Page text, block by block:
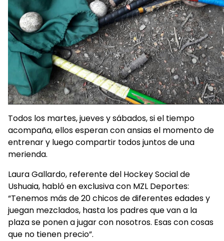
Todos los martes, jueves y sábados, si el tiempo
acompaña, ellos esperan con ansias el momento de
entrenar y luego compartir todos juntos de una
merienda.
Laura Gallardo, referente del Hockey Social de
Ushuaia, habló en exclusiva con MZL Deportes:
“Tenemos más de 20 chicos de diferentes edades y
juegan mezclados, hasta los padres que van a la
plaza se ponen a jugar con nosotros. Esas con cosas
que no tienen precio”.